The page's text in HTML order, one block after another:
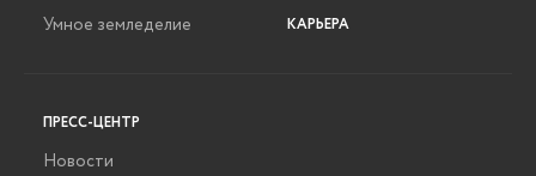
Умное земледелие
КАРЬЕРА
ПРЕСС-ЦЕНТР
Новости